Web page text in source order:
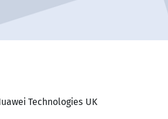
Technologies UK